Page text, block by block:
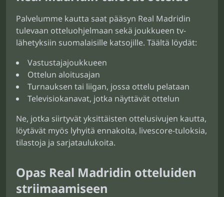
Palvelumme kautta saat pääsyn Real Madridin
tulevaan otteluohjelmaan sekä joukkueen tv-
lähetyksiin suomalaisille katsojille. Täältä löydät:
Vastustajajoukkueen
Ottelun aloitusajan
Turnauksen tai liigan, jossa ottelu pelataan
Televisiokanavat, jotka näyttävät ottelun
Ne, jotka siirtyvät yksittäisten ottelusivujen kautta,
löytävät myös lyhyitä ennakoita, livescore-tuloksia,
tilastoja ja sarjataulukoita.
Opas Real Madridin otteluiden
striimaamiseen